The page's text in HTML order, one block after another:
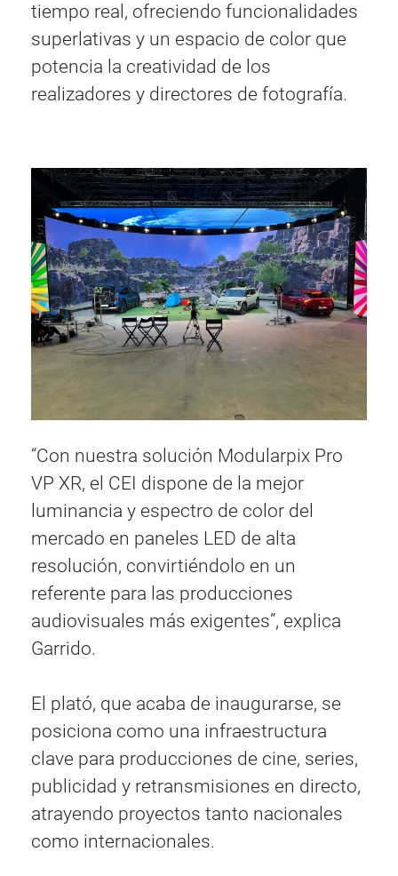
tiempo real, ofreciendo funcionalidades
superlativas y un espacio de color que
potencia la creatividad de los
realizadores y directores de fotografía.
“Con nuestra solución Modularpix Pro
VP XR, el CEI dispone de la mejor
luminancia y espectro de color del
mercado en paneles LED de alta
resolución, convirtiéndolo en un
referente para las producciones
audiovisuales más exigentes”, explica
Garrido.
El plató, que acaba de inaugurarse, se
posiciona como una infraestructura
clave para producciones de cine, series,
publicidad y retransmisiones en directo,
atrayendo proyectos tanto nacionales
como internacionales.